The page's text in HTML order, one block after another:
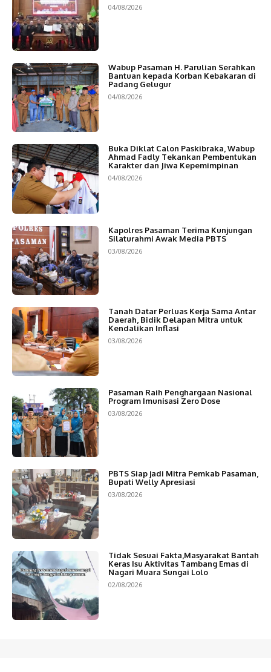
04/08/2026
Wabup Pasaman H. Parulian Serahkan
Bantuan kepada Korban Kebakaran di
Padang Gelugur
04/08/2026
Buka Diklat Calon Paskibraka, Wabup
Ahmad Fadly Tekankan Pembentukan
Karakter dan Jiwa Kepemimpinan
04/08/2026
Kapolres Pasaman Terima Kunjungan
Silaturahmi Awak Media PBTS
03/08/2026
Tanah Datar Perluas Kerja Sama Antar
Daerah, Bidik Delapan Mitra untuk
Kendalikan Inflasi
03/08/2026
Pasaman Raih Penghargaan Nasional
Program Imunisasi Zero Dose
03/08/2026
PBTS Siap jadi Mitra Pemkab Pasaman,
Bupati Welly Apresiasi
03/08/2026
Tidak Sesuai Fakta,Masyarakat Bantah
Keras Isu Aktivitas Tambang Emas di
Nagari Muara Sungai Lolo
02/08/2026